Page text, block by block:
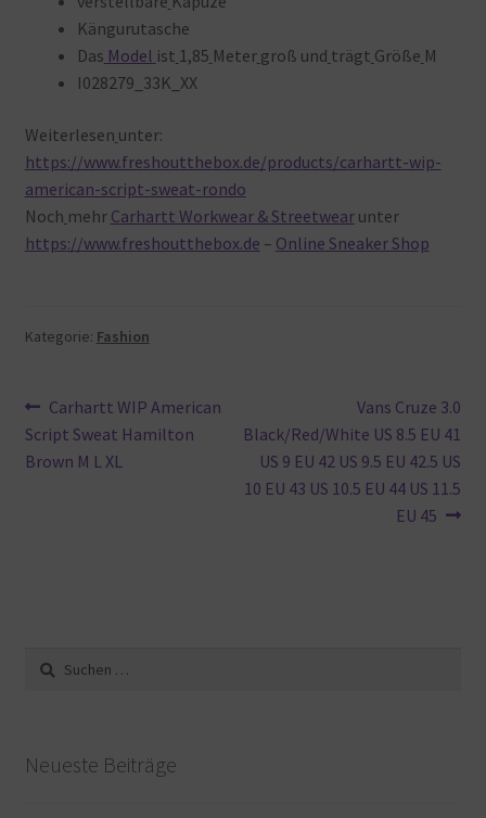
Kängurutasche
Das Model ist 1,85 Meter groß und trägt Größe M
I028279_33K_XX
Weiterlesen unter:
https://www.freshoutthebox.de/products/carhartt-wip-
american-script-sweat-rondo
Noch mehr Carhartt Workwear & Streetwearunter
https://www.freshoutthebox.de – Online Sneaker Shop
Kategorie: Fashion
Beitragsnavigation
Vorheriger
Beitrag:
Carhartt WIP American
Script Sweat Hamilton
Brown M L XL
Nächster
Beitrag:
Vans Cruze 3.0
Black/Red/White US 8.5 EU 41
US 9 EU 42 US 9.5 EU 42.5 US
10 EU 43 US 10.5 EU 44 US 11.5
EU 45
Suche
nach:
Neueste Beiträge